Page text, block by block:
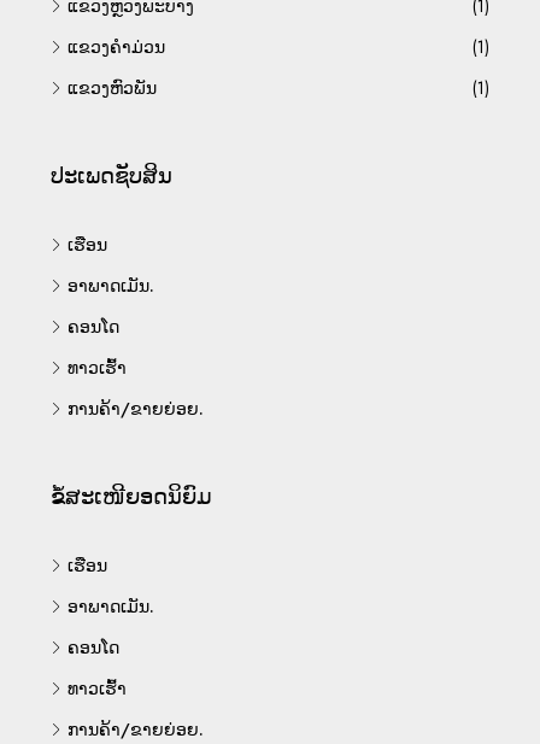
ແຂວງຫຼວງພະບາງ
(1)
ແຂວງຄຳມ່ວນ
(1)
ແຂວງຫົວພັນ
(1)
ປະເພດຊັບສິນ
ເຮືອນ
ອາພາດເມັນ.
ຄອນໂດ
ທາວເຮົ້າ
ການຄ້າ/ຂາຍຍ່ອຍ.
ຂໍ້ສະເໜີຍອດນິຍົມ
ເຮືອນ
ອາພາດເມັນ.
ຄອນໂດ
ທາວເຮົ້າ
ການຄ້າ/ຂາຍຍ່ອຍ.